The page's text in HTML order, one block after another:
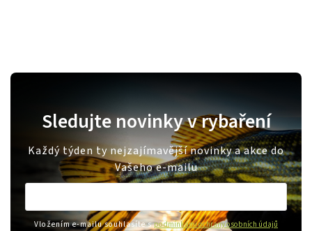
Sledujte novinky v rybaření
Každý týden ty nejzajímavější novinky a akce do
Vašeho e-mailu
Vložením e-mailu souhlasíte spodmínkami ochrany osobních údajů